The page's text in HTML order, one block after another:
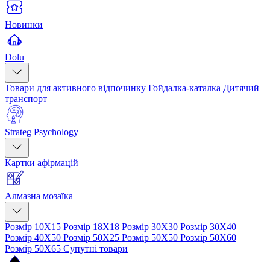
Новинки
Dolu
Товари для активного відпочинку Гойдалка-каталка Дитячий
транспорт
Strateg Psychology
Картки афірмацій
Алмазна мозаїка
Розмір 10Х15 Розмір 18Х18 Розмір 30Х30 Розмір 30Х40
Розмір 40Х50 Розмір 50Х25 Розмір 50Х50 Розмір 50Х60
Розмір 50Х65 Супутні товари